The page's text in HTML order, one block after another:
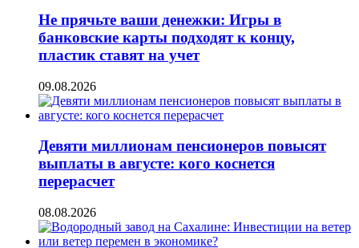
Не прячьте ваши денежки: Игры в
банковские карты подходят к концу,
пластик ставят на учет
09.08.2026
Девяти миллионам пенсионеров повысят
выплаты в августе: кого коснется
перерасчет
08.08.2026